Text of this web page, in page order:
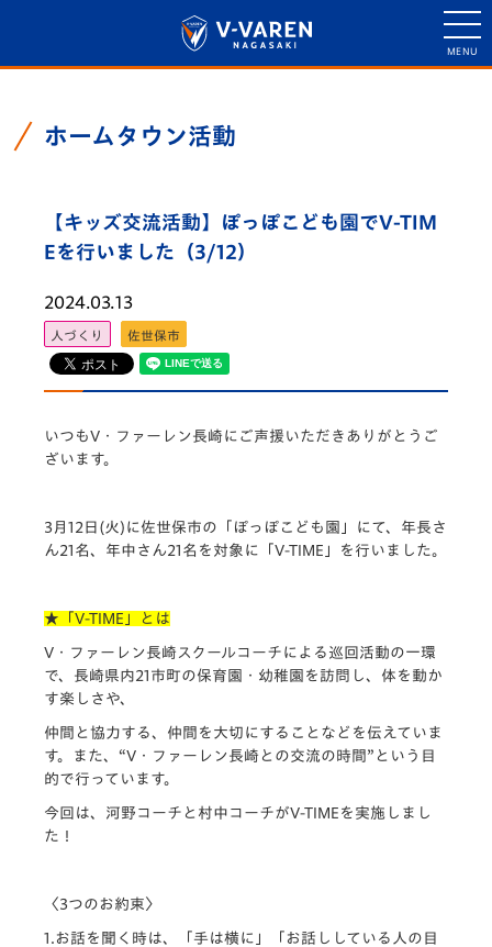
ホームタウン活動
【キッズ交流活動】ぽっぽこども園でV-TIM
Eを行いました（3/12）
2024.03.13
人づくり 佐世保市
いつもV・ ファーレン長崎にご声援いただきありがとうご
ざいます。
3月12日(火)に佐世保市の「ぽっぽこども園」にて、 年長さ
ん21名、年中さん21名を対象に「V-TIME」
を行いました。
★「V-TIME」とは
V・ファーレン長崎スクールコーチによる巡回活動の一環
で、 長崎県内21市町の保育園・幼稚園を訪問し、 体を動か
す楽しさや、
仲間と協力する、仲間を大切にすることなどを伝えていま
す。
また、“V・ファーレン長崎との交流の時間” という目
的で行っています。
今回は、河野コーチと村中コーチがV-TIMEを実施しまし
た！
〈3つのお約束〉
1.お話を聞く時は、「手は横に」「 お話ししている人の目